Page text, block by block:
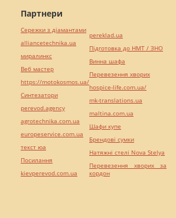
Партнери
Сережки з діамантами
alliancetechnika.ua
миралинкс
Веб мастер
https://motokosmos.ua/
Синтезатори
perevod.agency
agrotechnika.com.ua
europeservice.com.ua
текст юа
Посилання
kievperevod.com.ua
pereklad.ua
Підготовка до НМТ / ЗНО
Винна шафа
Перевезення хворих
hospice-life.com.ua/
mk-translations.ua
maltina.com.ua
Шафи купе
Брендові сумки
Натяжні стелі Nova Stelya
Перевезення хворих за
кордон